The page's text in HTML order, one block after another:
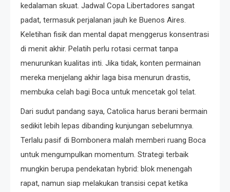
kedalaman skuat. Jadwal Copa Libertadores sangat
padat, termasuk perjalanan jauh ke Buenos Aires.
Keletihan fisik dan mental dapat menggerus konsentrasi
di menit akhir. Pelatih perlu rotasi cermat tanpa
menurunkan kualitas inti. Jika tidak, konten permainan
mereka menjelang akhir laga bisa menurun drastis,
membuka celah bagi Boca untuk mencetak gol telat.
Dari sudut pandang saya, Catolica harus berani bermain
sedikit lebih lepas dibanding kunjungan sebelumnya.
Terlalu pasif di Bombonera malah memberi ruang Boca
untuk mengumpulkan momentum. Strategi terbaik
mungkin berupa pendekatan hybrid: blok menengah
rapat, namun siap melakukan transisi cepat ketika